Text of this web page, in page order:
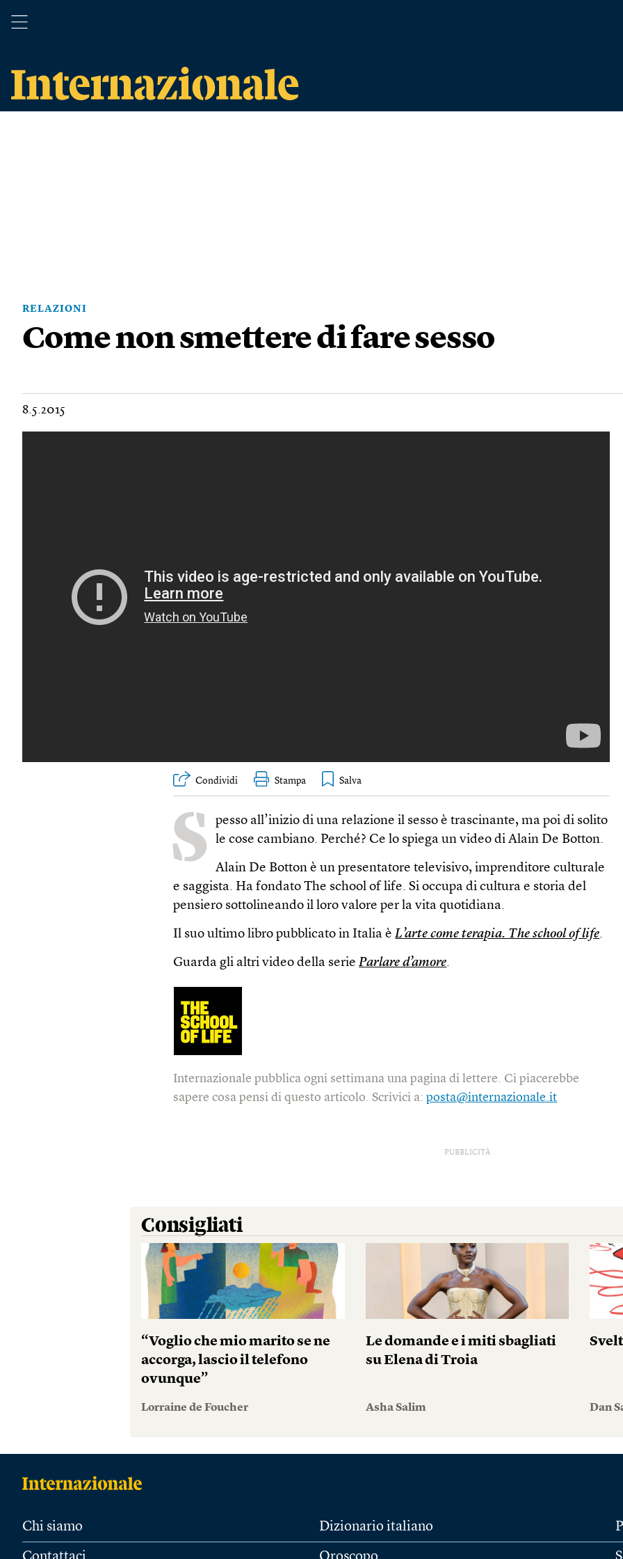
RELAZIONI
Come non smettere di fare sesso
8.5.2015
Condividi Stampa
S
pesso all’inizio di una relazione il sesso è trascinante, ma poi di solito
le cose cambiano. Perché? Ce lo spiega un video di Alain De Botton.
Alain De Botton è un presentatore televisivo, imprenditore culturale
e saggista. Ha fondato The school of life. Si occupa di cultura e storia del
pensiero sottolineando il loro valore per la vita quotidiana.
Il suo ultimo libro pubblicato in Italia èL’arte come terapia. The school of life.
Guarda gli altri video della serieParlare d’amore.
Internazionale pubblica ogni settimana una pagina di lettere. Ci piacerebbe
sapere cosa pensi di questo articolo. Scrivici a:posta@internazionale.it
PUBBLICITÀ
Consigliati
“Voglio che mio marito se ne
accorga, lascio il telefono
ovunque”
Lorraine de Foucher
Le domande e i miti sbagliati
su Elena di Troia
Asha Salim Dan
Chi siamo Dizionario italiano